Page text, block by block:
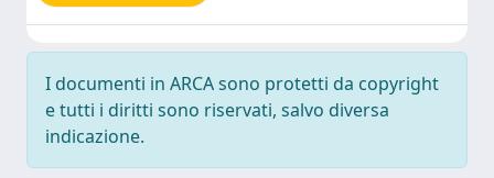
I documenti in ARCA sono protetti da copyright
e tutti i diritti sono riservati, salvo diversa
indicazione.